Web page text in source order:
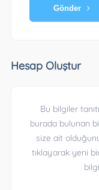
Gönder
Hesap Oluştur
Bu bilgiler
burada bulunan
size ait
tıklayarak yeni